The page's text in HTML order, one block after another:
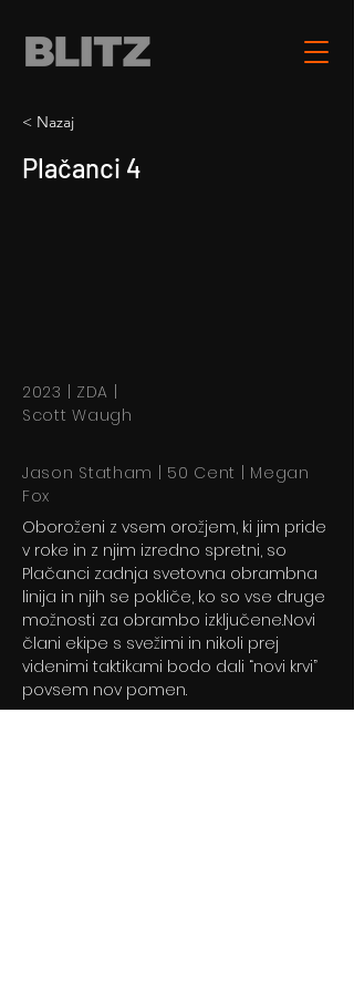
< Nazaj
Plačanci 4
2023 | ZDA |
Scott Waugh
Jason Statham | 50 Cent | Megan
Fox
Oboroženi z vsem orožjem, ki jim pride
v roke in z njim izredno spretni, so
Plačanci zadnja svetovna obrambna
linija in njih se pokliče, ko so vse druge
možnosti za obrambo izključene.Novi
člani ekipe s svežimi in nikoli prej
videnimi taktikami bodo dali “novi krvi”
povsem nov pomen.